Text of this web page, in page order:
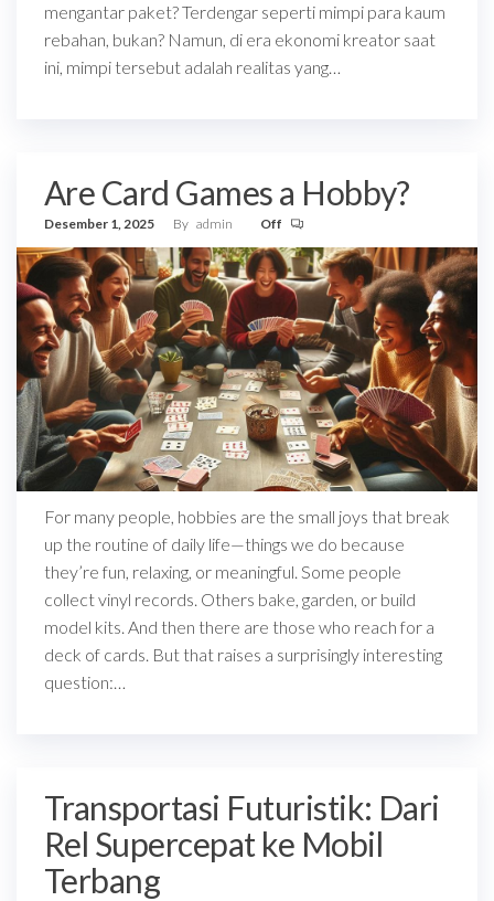
mengantar paket? Terdengar seperti mimpi para kaum
rebahan, bukan? Namun, di era ekonomi kreator saat
ini, mimpi tersebut adalah realitas yang…
Are Card Games a Hobby?
Desember 1, 2025 By admin Off
For many people, hobbies are the small joys that break
up the routine of daily life—things we do because
they’re fun, relaxing, or meaningful. Some people
collect vinyl records. Others bake, garden, or build
model kits. And then there are those who reach for a
deck of cards. But that raises a surprisingly interesting
question:…
Transportasi Futuristik: Dari
Rel Supercepat ke Mobil
Terbang